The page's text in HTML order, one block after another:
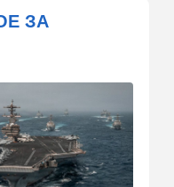
нового
стоп
Иране готовят
по Ормузу
ЗА